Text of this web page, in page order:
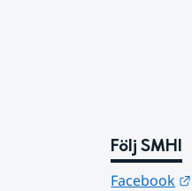
Följ SMHI
Facebook